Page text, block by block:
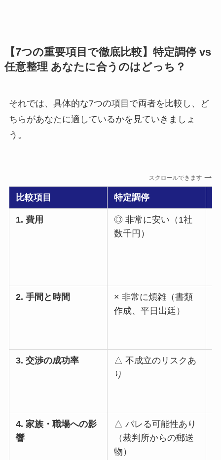
【7つの重要項目で徹底比較】特定調停 vs
任意整理 あなたに合うのはどっち？
それでは、具体的な7つの項目で両者を比較し、ど
ちらがあなたに適しているかを見ていきましょ
う。
スクロールできます
比較項目 特定調停
1. 費用
◎ 非常に安い（1社
数千円）
2. 手間と時間
× 非常に煩雑（書類
作成、平日出廷）
3. 交渉の成功率
△ 不成立のリスクあ
り
4. 家族・職場への影
響
△ バレる可能性あり
（裁判所からの郵送
物）